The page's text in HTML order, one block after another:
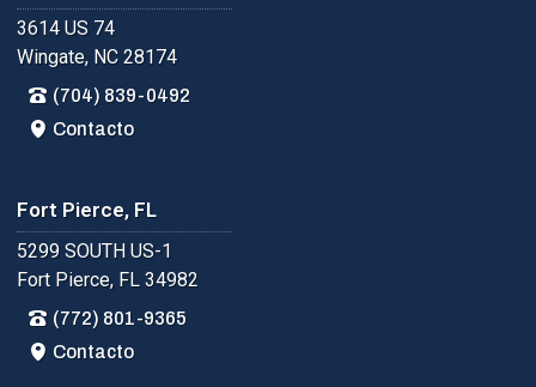
3614 US 74
Wingate, NC 28174
(704) 839-0492
Contacto
Fort Pierce, FL
5299 SOUTH US-1
Fort Pierce, FL 34982
(772) 801-9365
Contacto